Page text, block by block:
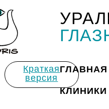
Краткая
версия
ГЛАВНАЯ